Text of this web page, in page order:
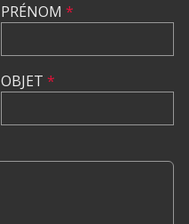
PRÉNOM *
OBJET *